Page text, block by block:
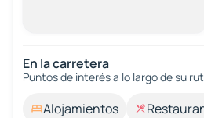
En la carretera
Puntos de interés a lo largo de su
Alojamientos